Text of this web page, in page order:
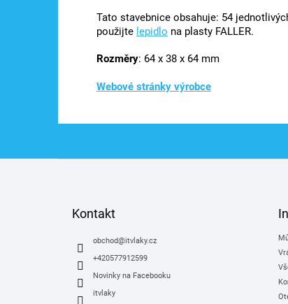
Tato stavebnice obsahuje: 54
použijte lepidlo na plasty FALLER.
Rozměry: 64 x 38 x 64 mm
Webové stránky výrobce
Kontakt
obchod@itvlaky.cz
+420577912599
Novinky na Facebooku
itvlaky